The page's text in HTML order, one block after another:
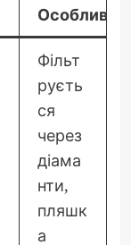
Фільт
руєть
ся
через
діама
нти,
пляшк
а